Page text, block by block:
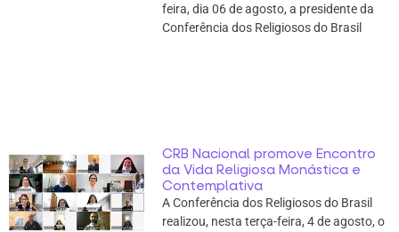
feira, dia 06 de agosto, a presidente da
Conferência dos Religiosos do Brasil
CRB Nacional promove Encontro
da Vida Religiosa Monástica e
Contemplativa
A Conferência dos Religiosos do Brasil
realizou, nesta terça-feira, 4 de agosto, o